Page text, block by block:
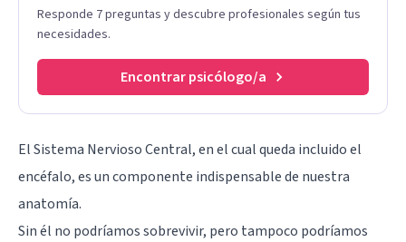
Responde 7 preguntas y descubre profesionales según tus
necesidades.
Encontrar psicólogo/a
ElSistema Nervioso Central, en el cual queda incluido el
encéfalo, es un componente indispensable de nuestra
anatomía.
Sin él no podríamos sobrevivir, pero tampoco podríamos